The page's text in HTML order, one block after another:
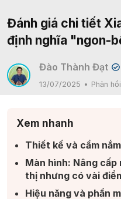
Đánh giá chi tiết
định nghĩa "ngon-
Đào Thành Đạt ✔
13/07/2025
Phản
Xem nhanh
Thiết kế và cầm
Màn hình: Nâng
thị nhưng có vài
Hiệu năng và phần